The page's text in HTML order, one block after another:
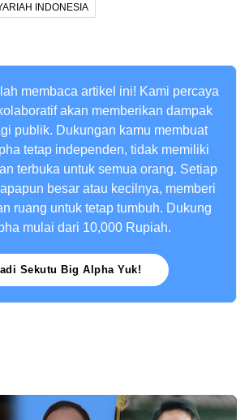
INDONESIA
membaca artikel ini! Kami percaya
akan memberikan dampak
publik. Dukungan kamu membuat
tetap independen, tidak memiliki
terbuka untuk semua orang. Setiap
besar atau kecilnya, memberi
ruang untuk tetap tumbuh. Dukung
mulai dari 10,000 Rupiah.
Sekutu Big Alpha Yuk!